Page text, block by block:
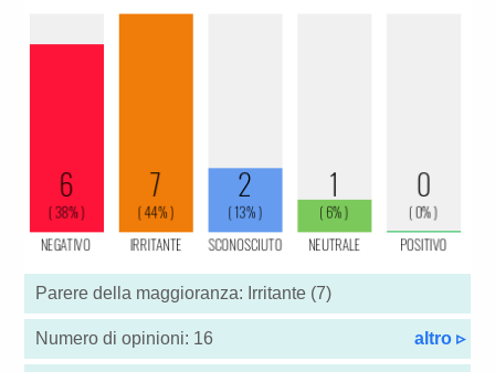
Parere della maggioranza: Irritante (7)
Numero di opinioni: 16 altro ▹